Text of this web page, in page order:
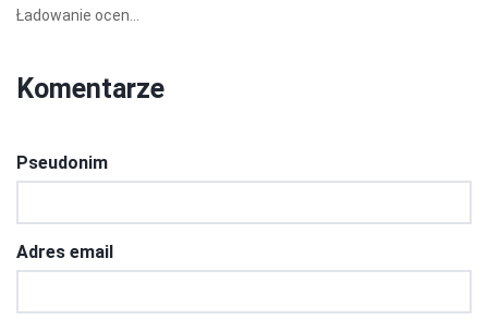
Ładowanie ocen...
Komentarze
Pseudonim
Adres email